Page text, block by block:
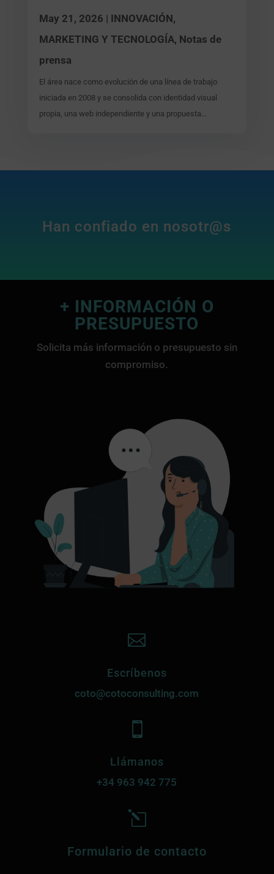
May 21, 2026 | INNOVACIÓN,
MARKETING Y TECNOLOGÍA, Notas de
prensa
El área nace como evolución de una línea de trabajo
iniciada en 2008 y se consolida con identidad visual
propia, una web independiente y una propuesta...
Han confiado en nosotr@s
+ INFORMACIÓN O
PRESUPUESTO
Solicita más información o presupuesto sin
compromiso.

Escríbenos
coto@cotoconsulting.com

Llámanos
+34 963 942 775
l
Formulario de contacto